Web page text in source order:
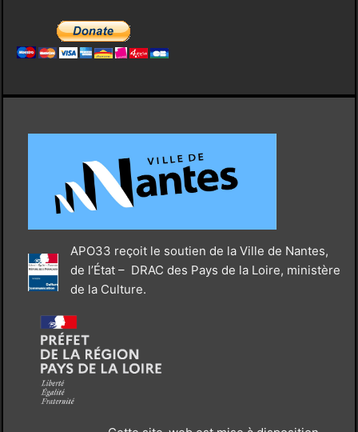
APO33 reçoit le soutien de la Ville de Nantes,
de l’État – DRAC des Pays de la Loire, ministère
de la Culture.